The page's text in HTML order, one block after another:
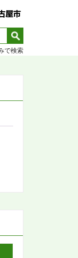
で検索